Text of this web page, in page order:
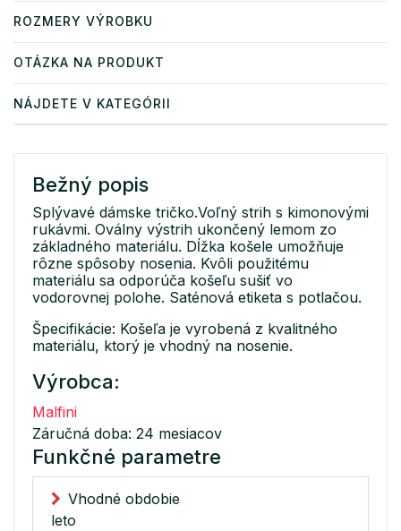
ROZMERY VÝROBKU
OTÁZKA NA PRODUKT
NÁJDETE V KATEGÓRII
Bežný popis
Splývavé dámske tričko.Voľný strih s kimonovými
rukávmi. Oválny výstrih ukončený lemom zo
základného materiálu. Dĺžka košele umožňuje
rôzne spôsoby nosenia. Kvôli použitému
materiálu sa odporúča košeľu sušiť vo
vodorovnej polohe. Saténová etiketa s potlačou.
Špecifikácie: Košeľa je vyrobená z kvalitného
materiálu, ktorý je vhodný na nosenie.
Výrobca:
Malfini
Záručná doba: 24 mesiacov
Funkčné parametre
Vhodné obdobie
leto